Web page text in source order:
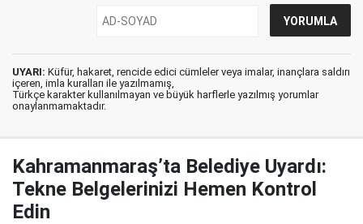
UYARI: Küfür, hakaret, rencide edici cümleler veya imalar, inançlara saldırı
içeren, imla kuralları ile yazılmamış,
Türkçe karakter kullanılmayan ve büyük harflerle yazılmış yorumlar
onaylanmamaktadır.
Kahramanmaraş’ta Belediye Uyardı:
Tekne Belgelerinizi Hemen Kontrol
Edin